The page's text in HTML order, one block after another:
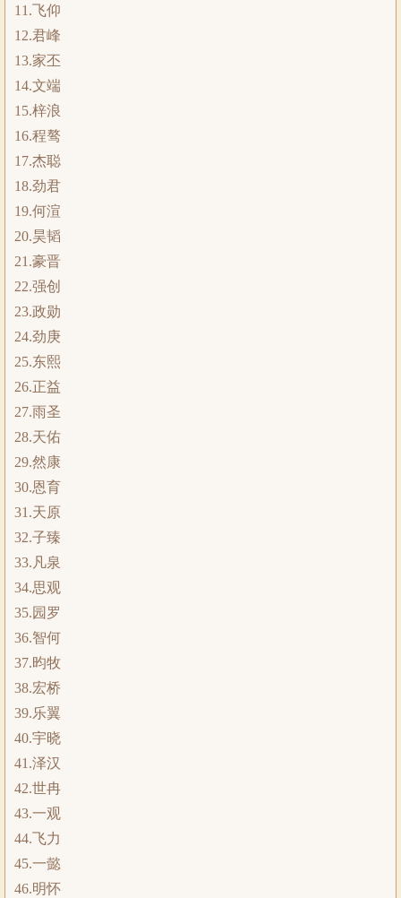
11.飞仰
12.君峰
13.家丕
14.文端
15.梓浪
16.程骜
17.杰聪
18.劲君
19.何渲
20.昊韬
21.豪晋
22.强创
23.政勋
24.劲庚
25.东熙
26.正益
27.雨圣
28.天佑
29.然康
30.恩育
31.天原
32.子臻
33.凡泉
34.思观
35.园罗
36.智何
37.昀牧
38.宏桥
39.乐翼
40.宇晓
41.泽汉
42.世冉
43.一观
44.飞力
45.一懿
46.明怀